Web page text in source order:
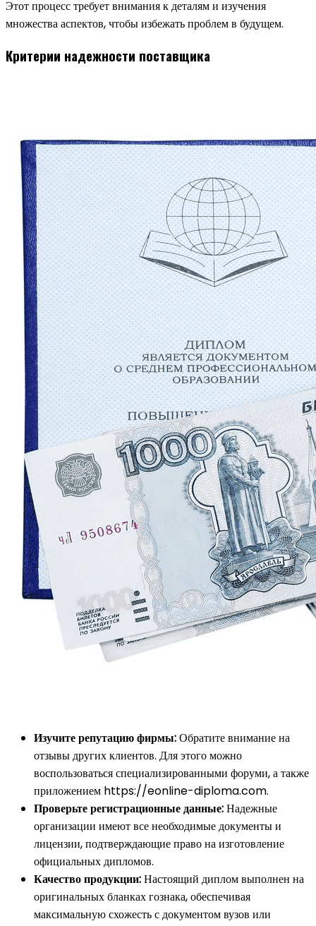
Этот процесс требует внимания к деталям и изучения
множества аспектов, чтобы избежать проблем в будущем.
Критерии надежности поставщика
Изучите репутацию фирмы:Обратите внимание на
отзывы других клиентов. Для этого можно
воспользоваться специализированными форуми, а также
приложением https://eonline-diploma.com.
Проверьте регистрационные данные:Надежные
организации имеют все необходимые документы и
лицензии, подтверждающие право на изготовление
официальных дипломов.
Качество продукции:Настоящий диплом выполнен на
оригинальных бланках гознака, обеспечивая
максимальную схожесть с документом вузов или